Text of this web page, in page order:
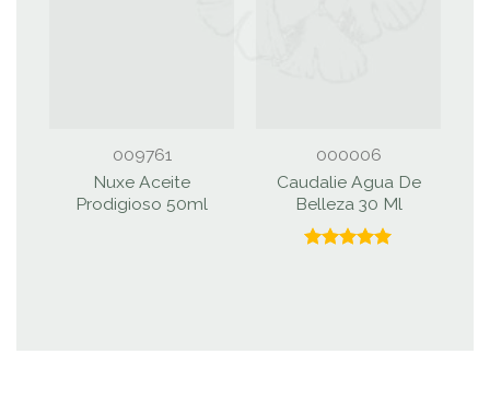
009761
Nuxe Aceite
Prodigioso 50ml
000006
Caudalie Agua De
Belleza 30 Ml